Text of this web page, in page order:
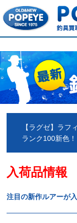
【ラグゼ】ラフ
ランク100新色！
入荷品情報
注目の新作ルアーが